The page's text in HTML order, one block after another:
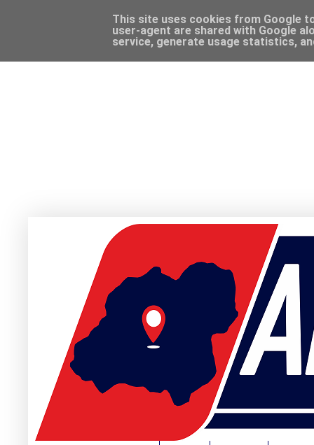
This site uses cookies from Google
user-agent are shared with Google
service, generate usage statistics,